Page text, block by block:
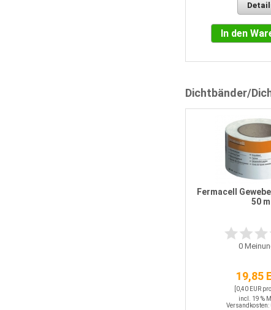
In den
Dichtbänder/
Fermacell
50 m
0
19,85
[0,40 EUR
incl. 19 %
Versandkosten: